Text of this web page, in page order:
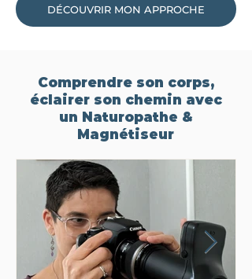
DÉCOUVRIR MON APPROCHE
Comprendre son corps,
éclairer son chemin avec
un Naturopathe &
Magnétiseur